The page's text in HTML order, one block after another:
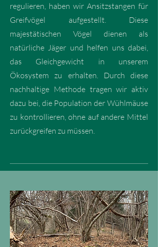
regulieren, haben wir Ansitzstangen für
Greifvögel aufgestellt. Diese
majestätischen Vögel dienen als
natürliche Jäger und helfen uns dabei,
das Gleichgewicht in unserem
Ökosystem zu erhalten. Durch diese
nachhaltige Methode tragen wir aktiv
dazu bei, die Population der Wühlmäuse
zu kontrollieren, ohne auf andere Mittel
zurückgreifen zu müssen.